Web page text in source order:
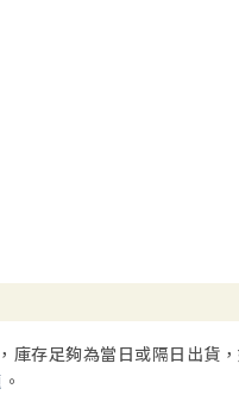
存足夠為當日或隔日出貨
。